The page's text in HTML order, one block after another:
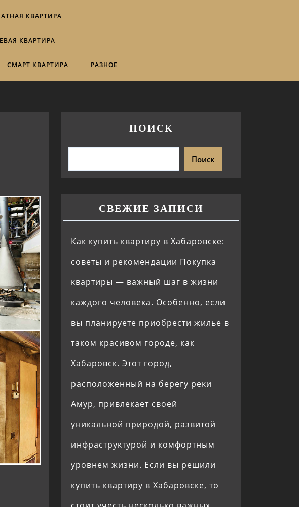
КВАРТИРА
КВАРТИРА
СМАРТ КВАРТИРА РАЗНОЕ
ПОИСК
Поиск
СВЕЖИЕ ЗАПИСИ
Как купить квартиру в Хабаровске:
советы и рекомендации Покупка
квартиры — важный шаг в жизни
каждого человека. Особенно, если
вы планируете приобрести жилье в
таком красивом городе, как
Хабаровск. Этот город,
расположенный на берегу реки
Амур, привлекает своей
уникальной природой, развитой
инфраструктурой и комфортным
уровнем жизни. Если вы решили
купить квартиру в Хабаровске, то